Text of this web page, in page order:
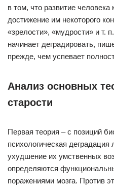
в том, что развитие
достижение им некоторого
«зрелости», «мудрости» и т.
начинает деградировать,
прежде, чем успевает
Анализ основных
старости
Первая теория – с позиций
психологическая
ухудшение их умственных
определяются
поражениями мозга. Против